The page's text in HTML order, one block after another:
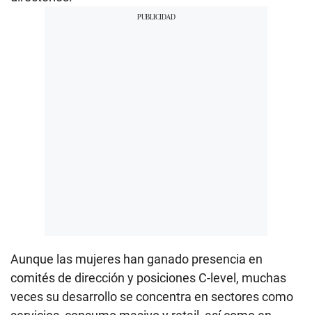
Aunque las mujeres han ganado presencia en
comités de dirección y posiciones C-level, muchas
veces su desarrollo se concentra en sectores como